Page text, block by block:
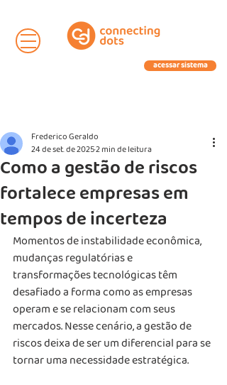
acessar sistema
Como a gestão de riscos
fortalece empresas em
tempos de incerteza
Frederico Geraldo
24 de set. de 20252 min de leitura
Momentos de instabilidade econômica,
mudanças regulatórias e
transformações tecnológicas têm
desafiado a forma como as empresas
operam e se relacionam com seus
mercados. Nesse cenário, a gestão de
riscos deixa de ser um diferencial para se
tornar uma necessidade estratégica.